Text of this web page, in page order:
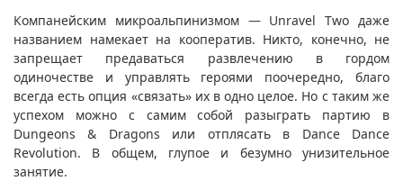
Компанейским микроальпинизмом — Unravel Two даже
названием намекает на кооператив. Никто, конечно, не
запрещает предаваться развлечению в гордом
одиночестве и управлять героями поочередно, благо
всегда есть опция «связать» их в одно целое. Но с таким же
успехом можно с самим собой разыграть партию в
Dungeons & Dragons или отплясать в Dance Dance
Revolution. В общем, глупое и безумно унизительное
занятие.